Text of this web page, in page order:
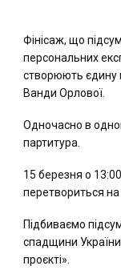
Фінісаж, що
персональних
створюють єдину
Ванди Орлової.
Одночасно в
партитура.
15 березня о
перетвориться на
Підбиваємо
спадщини
проєкті».